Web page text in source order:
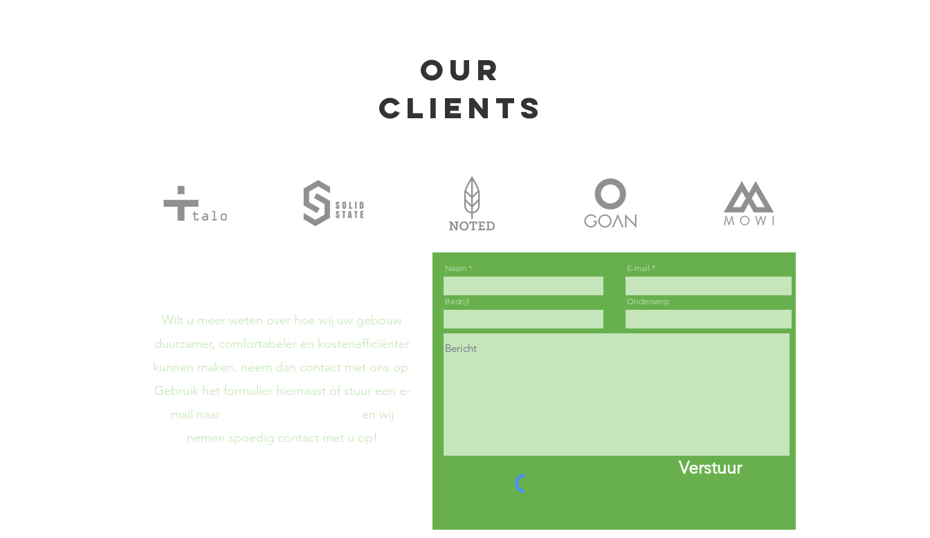
Our
Clients
Wilt u meer weten over hoe wij uw gebouw
duurzamer, comfortabeler en kostenefficiënter
kunnen maken, neem dan contact met ons op.
Gebruik het formulier hiernaast of stuur een e-
mail naar
en wij
nemen spoedig contact met u op!
Naam
Bedrijf
E-mail
Onderwerp
Verstuur